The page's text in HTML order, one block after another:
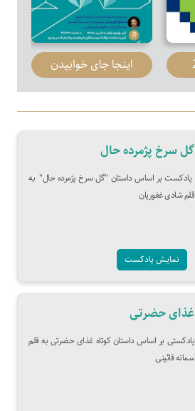
اینجا جای خوابیدن
نیست
گل سرخ پژمرده حال
پادکست بر اساس داستان "گل سرخ پژمرده حال" به
قلم شادی غفوریان
نمایش پادکست
غذای حضرتی
پادکستی بر اساس داستان کوتاه غذای حضرتی به قلم
سمانه قائینی